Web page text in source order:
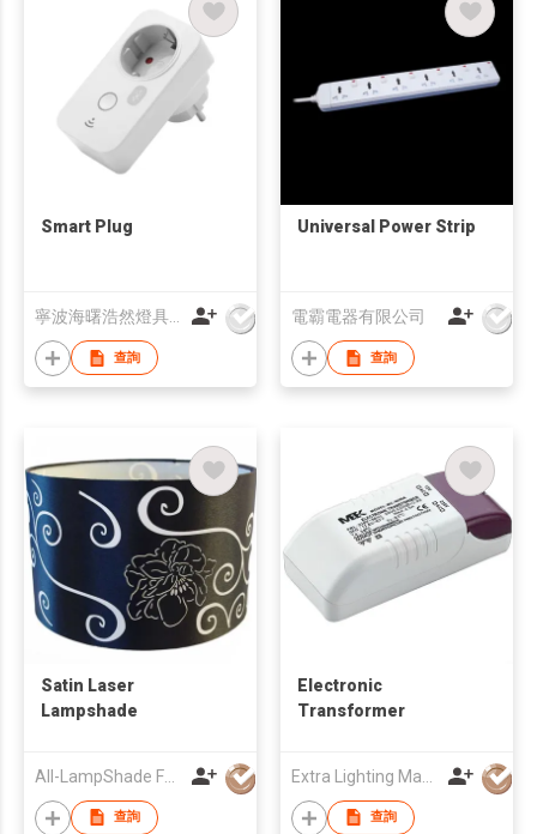
Smart Plug
寧波海曙浩然燈具有限公司
查詢
Universal Power Strip
電霸電器有限公司
查詢
Satin Laser
Lampshade
All-LampShade Factory
查詢
Electronic
Transformer
查詢